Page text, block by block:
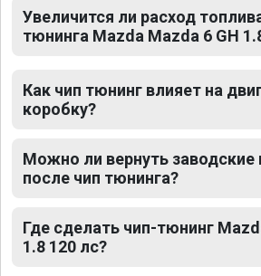
Увеличится ли расход
тюнинга Mazda Mazda 6 GH
Как чип тюнинг влияет на
коробку?
Можно ли вернуть заводские
после чип тюнинга?
Где сделать чип-тюнинг
1.8 120 лс?